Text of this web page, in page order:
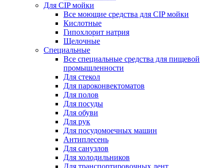
Для CIP мойки
Все моющие средства для CIP мойки
Кислотные
Гипохлорит натрия
Щелочные
Специальные
Все специальные средства для пищевой
промышленности
Для стекол
Для пароконвектоматов
Для полов
Для посуды
Для обуви
Для рук
Для посудомоечных машин
Антиплесень
Для санузлов
Для холодильников
Для транспортировочных лент